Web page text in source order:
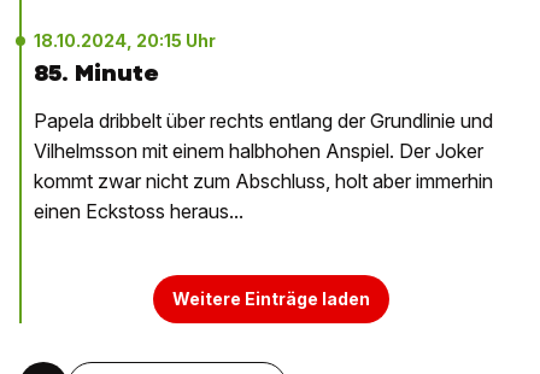
18.10.2024, 20:15 Uhr
85. Minute
Papela dribbelt über rechts entlang der Grundlinie und
Vilhelmsson mit einem halbhohen Anspiel. Der Joker
kommt zwar nicht zum Abschluss, holt aber immerhin
einen Eckstoss heraus...
Weitere Einträge laden